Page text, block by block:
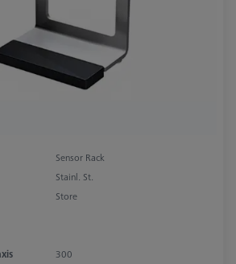
Sensor Rack
Stainl. St.
Store
300